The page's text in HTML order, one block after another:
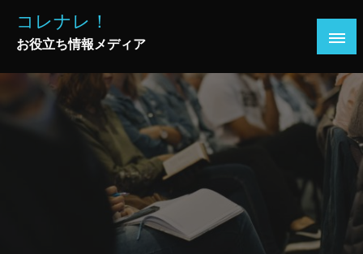
ン
コレナレ！
お役立ち情報メディア